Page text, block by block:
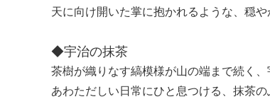
天に向け開いた掌に抱かれるような、穏や
◆宇治の抹茶
茶樹が織りなす縞模様が山の端まで続く、
あわただしい日常にひと息つける、抹茶の